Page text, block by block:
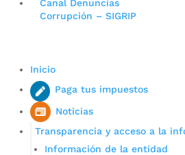
Canal Denuncias
Corrupción – SIGRIP
Inicio
Paga tus impuestos
Noticias
Transparencia y acceso a la
Información de la entidad